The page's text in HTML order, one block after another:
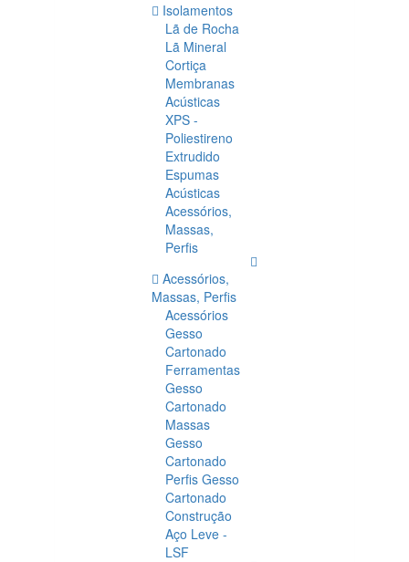
Isolamentos
Lã de Rocha
Lã Mineral
Cortiça
Membranas
Acústicas
XPS -
Poliestireno
Extrudido
Espumas
Acústicas
Acessórios,
Massas,
Perfis
Acessórios,
Massas, Perfis
Acessórios
Gesso
Cartonado
Ferramentas
Gesso
Cartonado
Massas
Gesso
Cartonado
Perfis Gesso
Cartonado
Construção
Aço Leve -
LSF